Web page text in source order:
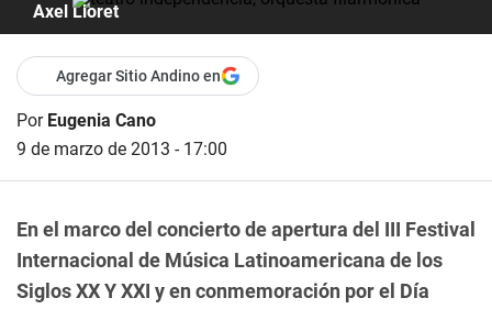
Axel Lloret
Agregar Sitio Andino en
Por Eugenia Cano
9 de marzo de 2013 - 17:00
En el marco del concierto de apertura del III Festival
Internacional de Música Latinoamericana de los
Siglos XX Y XXI y en conmemoración por el Día